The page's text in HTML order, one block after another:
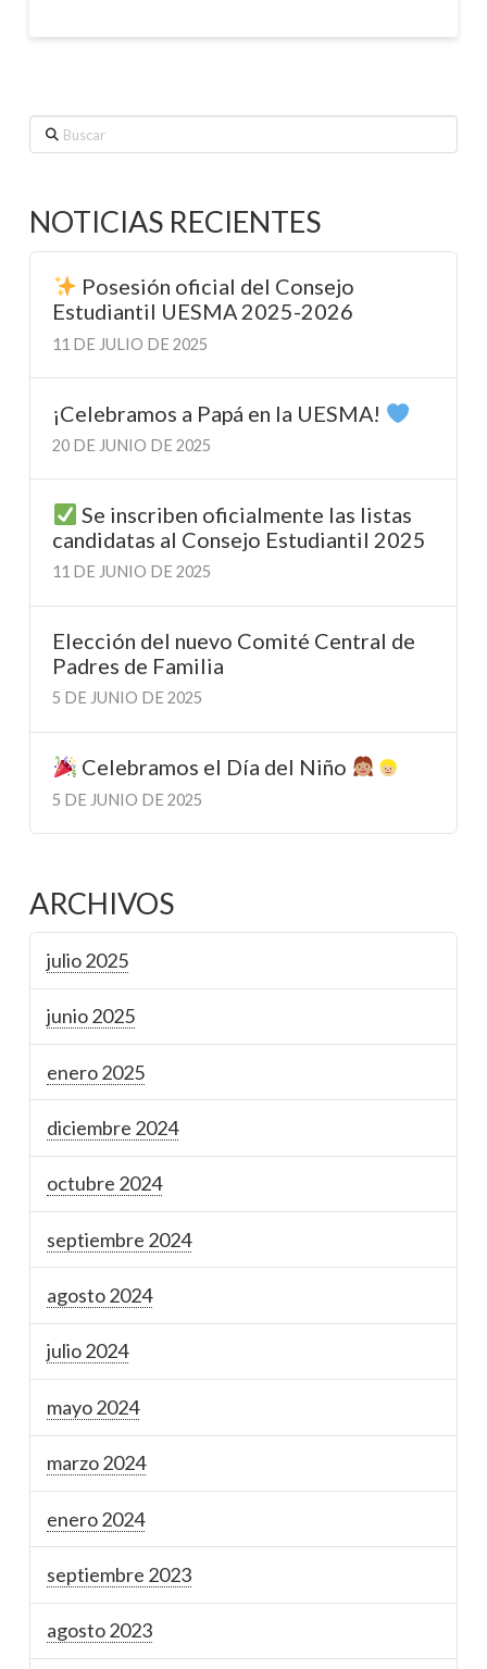
Buscar
NOTICIAS RECIENTES
Posesión oficial del Consejo
Estudiantil UESMA 2025-2026
11 DE JULIO DE 2025
¡Celebramos a Papá en la UESMA!
20 DE JUNIO DE 2025
Se inscriben oficialmente las listas
candidatas al Consejo Estudiantil 2025
11 DE JUNIO DE 2025
Elección del nuevo Comité Central de
Padres de Familia
5 DE JUNIO DE 2025
Celebramos el Día del Niño
5 DE JUNIO DE 2025
ARCHIVOS
julio 2025
junio 2025
enero 2025
diciembre 2024
octubre 2024
septiembre 2024
agosto 2024
julio 2024
mayo 2024
marzo 2024
enero 2024
septiembre 2023
agosto 2023